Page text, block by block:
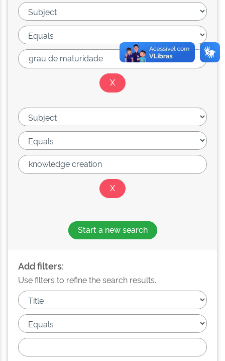
Start a new search
Add filters:
Use filters to refine the search results.